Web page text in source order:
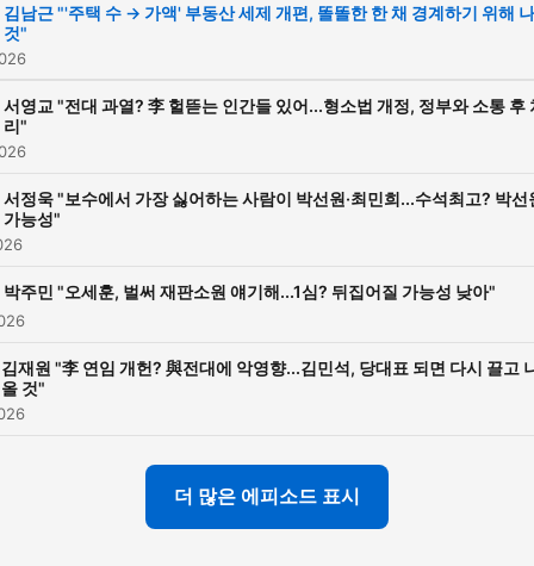
김남근 "'주택 수 → 가액' 부동산 세제 개편, 똘똘한 한 채 경계하기 위해
것"
서영교 "전대 과열? 李 헐뜯는 인간들 있어...형소법 개정, 정부와 소통 후
리"
서정욱 "보수에서 가장 싫어하는 사람이 박선원·최민희...수석최고? 박선
가능성"
박주민 "오세훈, 벌써 재판소원 얘기해...1심? 뒤집어질 가능성 낮아"
김재원 "李 연임 개헌? 與전대에 악영향...김민석, 당대표 되면 다시 끌고
올 것"
더 많은 에피소드 표시